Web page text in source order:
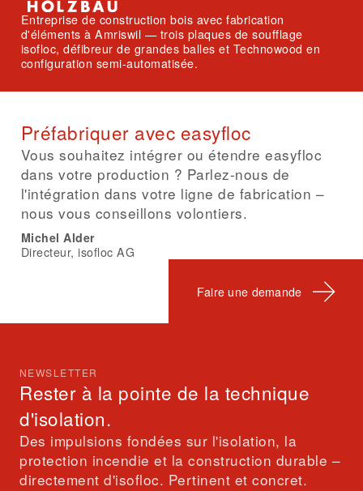
Entreprise de construction bois avec fabrication
d'éléments à Amriswil — trois plaques de soufflage
isofloc, défibreur de grandes balles et Technowood en
configuration semi-automatisée.
Préfabriquer avec easyfloc
Vous souhaitez intégrer ou étendre easyfloc
dans votre production ? Parlez-nous de
l'intégration dans votre ligne de fabrication –
nous vous conseillons volontiers.
Michel Alder
Directeur, isofloc AG
Faire une demande
NEWSLETTER
Rester à la pointe de la technique
d'isolation.
Des impulsions fondées sur l'isolation, la
protection incendie et la construction durable –
directement d'isofloc. Pertinent et concret.